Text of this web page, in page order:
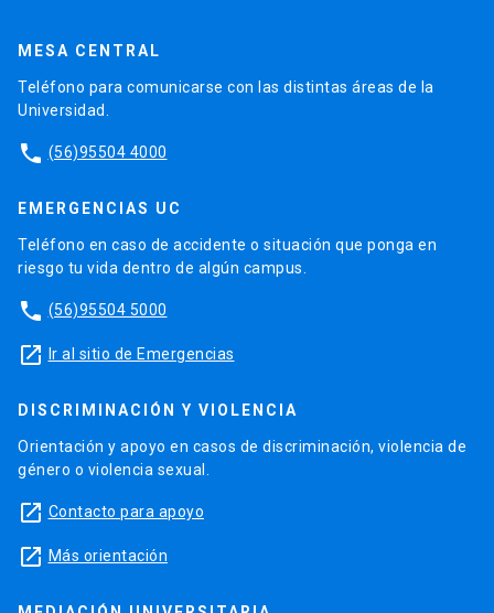
MESA CENTRAL
Teléfono para comunicarse con las distintas áreas de la
Universidad.
phone (56)95504 4000
EMERGENCIAS UC
Teléfono en caso de accidente o situación que ponga en
riesgo tu vida dentro de algún campus.
phone (56)95504 5000
launch Ir al sitio de Emergencias
DISCRIMINACIÓN Y VIOLENCIA
Orientación y apoyo en casos de discriminación, violencia de
género o violencia sexual.
launch Contacto para apoyo
launch Más orientación